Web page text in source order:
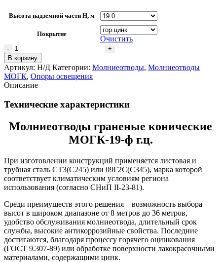
Высота надземной части H, м
Покрытие
Очистить
Количество
товара
Молниеотвод
МОГК-19-
ф
В корзину
Артикул: Н/Д Категории: Молниеотводы, Молниеотводы
МОГК, Опоры освещения
Описание
Технические характеристики
Молниеотводы граненые конические
МОГК-19-ф г.ц.
При изготовлении конструкций применяется листовая и
трубная сталь СТ3(С245) или 09Г2С(С345), марка которой
соответствует климатическим условиям региона
использования (согласно СНиП II-23-81).
Среди преимуществ этого решения – возможность выбора
высот в широком диапазоне от 8 метров до 36 метров,
удобство обслуживания молниеотвода, длительный срок
службы, высокие антикоррозийные свойства. Последние
достигаются, благодаря процессу горячего оцинкования
(ГОСТ 9.307-89) или обработке поверхности лакокрасочными
материалами, содержащими цинк.